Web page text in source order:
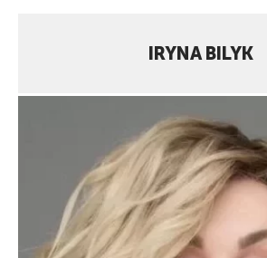
IRYNA BILYK